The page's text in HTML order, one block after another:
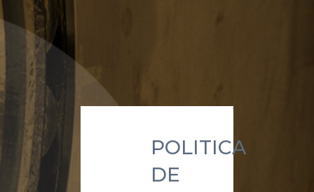
POLITICA
DE